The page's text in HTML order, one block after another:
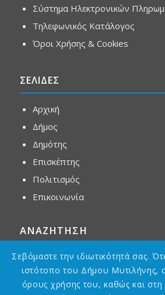
Σύστημα Ηλεκτρονικών
Τηλεφωνικός Κατάλογος
Όροι Χρήσης & Cookies
ΣΕΛΙΔΕΣ
Αρχική
Δήμος
Δημότης
Επισκέπτης
Πολιτισμός
Επικοινωνία
ΑΝΑΖΗΤΗΣΗ
Σεβόμαστε την ιδιωτικότητά σας.
ιστότοπο του Δήμου Μυτιλήνης,
όρους χρήσης του, καθώς και